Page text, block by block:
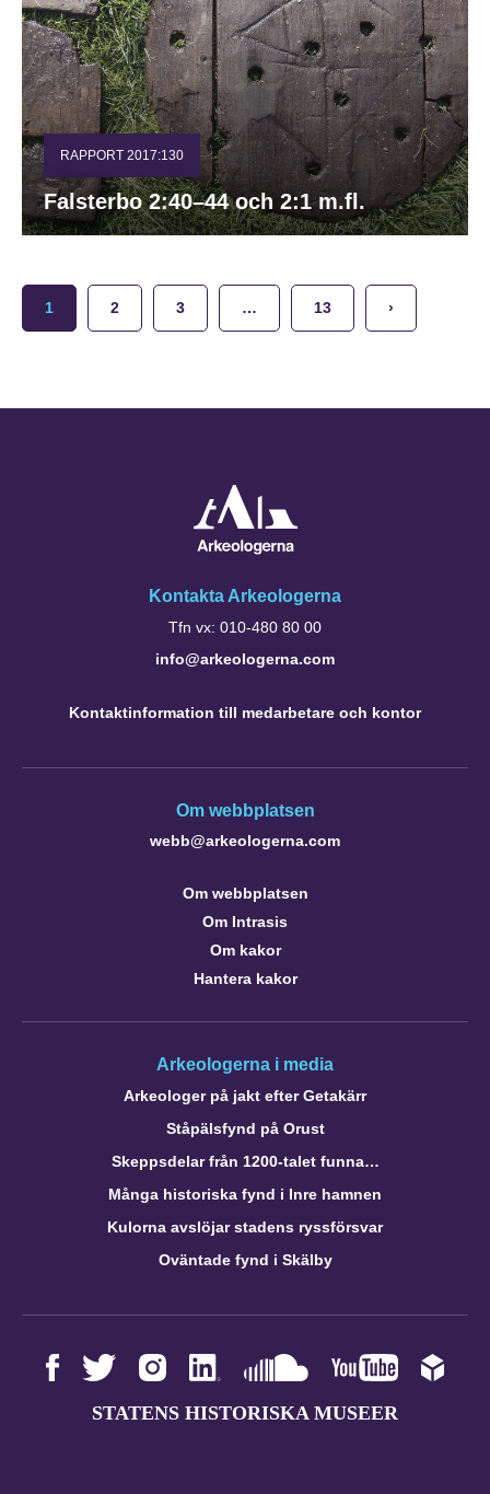
RAPPORT 2017:130
Falsterbo 2:40–44 och 2:1 m.fl.
1 2 3 … 13 ›
Kontakta Arkeologerna
Tfn vx: 010-480 80 00
info@arkeologerna.com
Kontaktinformation till medarbetare och kontor
Om webbplatsen
webb@arkeologerna.com
Om webbplatsen
Om Intrasis
Om kakor
Hantera kakor
Arkeologerna i media
Arkeologer på jakt efter Getakärr
Ståpälsfynd på Orust
Skeppsdelar från 1200-talet funna…
Många historiska fynd i Inre hamnen
Kulorna avslöjar stadens ryssförsvar
Oväntade fynd i Skälby
STATENS HISTORISKA MUSEER